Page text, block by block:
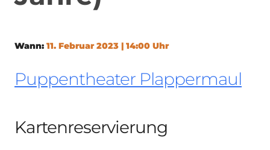
Wann: 11. Februar 2023 | 14:00 Uhr
Puppentheater Plappermaul
Kartenreservierung